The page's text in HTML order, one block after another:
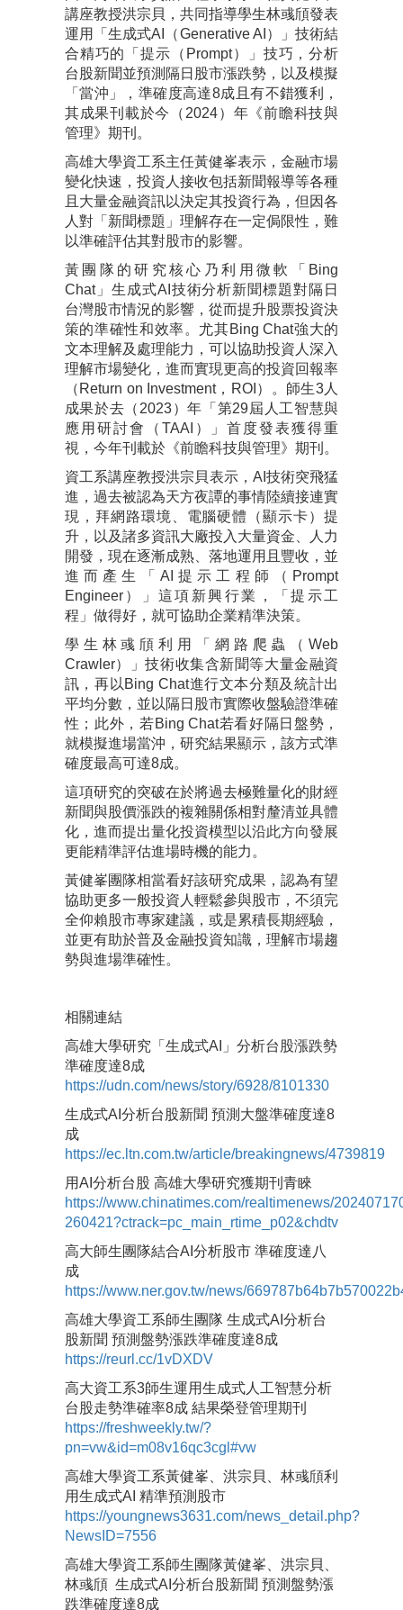
講座教授洪宗貝，共同指導學生林彧頎發表
運用「生成式AI（Generative AI）」技術結
合精巧的「提示（Prompt）」技巧，分析
台股新聞並預測隔日股市漲跌勢，以及模擬
「當沖」，準確度高達8成且有不錯獲利，
其成果刊載於今（2024）年《前瞻科技與
管理》期刊。
高雄大學資工系主任黃健峯表示，金融市場
變化快速，投資人接收包括新聞報導等各種
且大量金融資訊以決定其投資行為，但因各
人對「新聞標題」理解存在一定侷限性，難
以準確評估其對股市的影響。
黃團隊的研究核心乃利用微軟「Bing
Chat」生成式AI技術分析新聞標題對隔日
台灣股市情況的影響，從而提升股票投資決
策的準確性和效率。尤其Bing Chat強大的
文本理解及處理能力，可以協助投資人深入
理解市場變化，進而實現更高的投資回報率
（Return on Investment，ROI）。師生3人
成果於去（2023）年「第29屆人工智慧與
應用研討會（TAAI）」首度發表獲得重
視，今年刊載於《前瞻科技與管理》期刊。
資工系講座教授洪宗貝表示，AI技術突飛猛
進，過去被認為天方夜譚的事情陸續接連實
現，拜網路環境、電腦硬體（顯示卡）提
升，以及諸多資訊大廠投入大量資金、人力
開發，現在逐漸成熟、落地運用且豐收，並
進而產生「AI提示工程師（Prompt
Engineer）」這項新興行業，「提示工
程」做得好，就可協助企業精準決策。
學生林彧頎利用「網路爬蟲（Web
Crawler）」技術收集含新聞等大量金融資
訊，再以Bing Chat進行文本分類及統計出
平均分數，並以隔日股市實際收盤驗證準確
性；此外，若Bing Chat若看好隔日盤勢，
就模擬進場當沖，研究結果顯示，該方式準
確度最高可達8成。
這項研究的突破在於將過去極難量化的財經
新聞與股價漲跌的複雜關係相對釐清並具體
化，進而提出量化投資模型以沿此方向發展
更能精準評估進場時機的能力。
黃健峯團隊相當看好該研究成果，認為有望
協助更多一般投資人輕鬆參與股市，不須完
全仰賴股市專家建議，或是累積長期經驗，
並更有助於普及金融投資知識，理解市場趨
勢與進場準確性。
相關連結
高雄大學研究「生成式AI」分析台股漲跌勢
準確度達8成
https://udn.com/news/story/6928/8101330
生成式AI分析台股新聞 預測大盤準確度達8
成
https://ec.ltn.com.tw/article/breakingnews/4739819
用AI分析台股 高雄大學研究獲期刊青睞
https://www.chinatimes.com/realtimenews/
260421?ctrack=pc_main_rtime_p02&chdtv
高大師生團隊結合AI分析股市 準確度達八
成
https://www.ner.gov.tw/news/
高雄大學資工系師生團隊 生成式AI分析台
股新聞 預測盤勢漲跌準確度達8成
https://reurl.cc/1vDXDV
高大資工系3師生運用生成式人工智慧分析
台股走勢準確率8成 結果榮登管理期刊
https://freshweekly.tw/?
pn=vw&id=m08v16qc3cgl#vw
高雄大學資工系黃健峯、洪宗貝、林彧頎利
用生成式AI 精準預測股市
https://youngnews3631.com/news_detail.php?
NewsID=7556
高雄大學資工系師生團隊黃健峯、洪宗貝、
林彧頎 生成式AI分析台股新聞 預測盤勢漲
跌準確度達8成